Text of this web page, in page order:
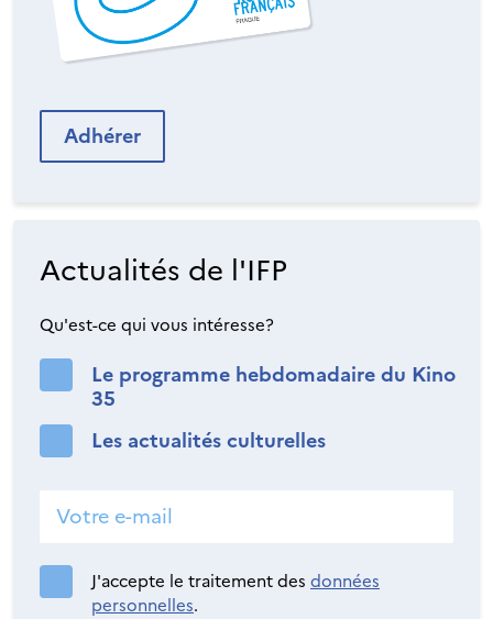
Adhérer
Actualités de l'IFP
Qu'est-ce qui vous intéresse?
Le programme hebdomadaire du Kino
35
Les actualités culturelles
J'accepte le traitement des données
personnelles.